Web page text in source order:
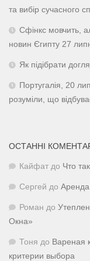
та вибір сучасного
Сфінкс мовчить,
новин Єгипту 27
Як підібрати
Португалія, 20
розуміли, що
ОСТАННІ
Кайфат до Что
Сергей до
Роман до
Окна»
Тоня до Вареная
критерии выбора